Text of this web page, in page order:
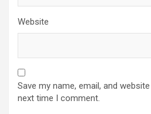
Website
Save my name, email, and
next time I comment.